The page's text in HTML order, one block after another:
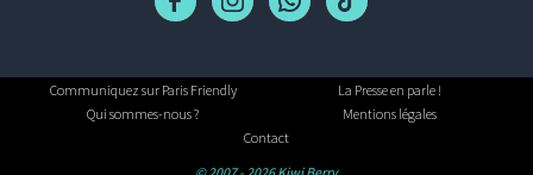
Communiquez sur Paris Friendly
La Presse en parle !
Qui sommes-nous ?
Mentions légales
Contact